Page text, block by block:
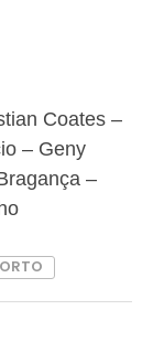
Coates –
– Geny
–